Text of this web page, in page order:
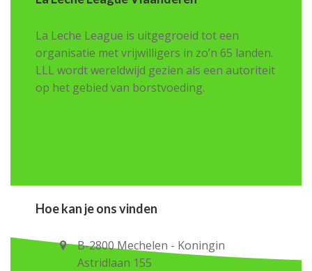
La Leche League is uitgegroeid tot een
organisatie met vrijwilligers in zo’n 65 landen.
LLL wordt wereldwijd gezien als een autoriteit
op het gebied van borstvoeding.
Hoe kan je ons vinden
B-2800 Mechelen - Koningin
Astridlaan 155